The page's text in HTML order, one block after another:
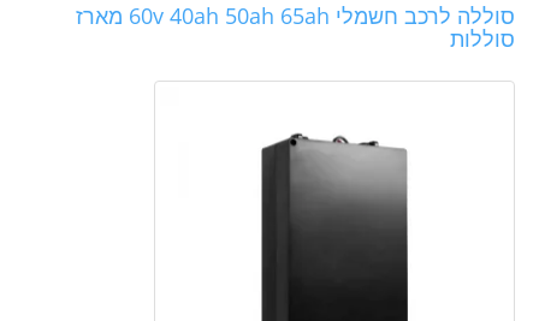
סוללה לרכב חשמלי 60v 40ah 50ah 65ah מארז
סוללות